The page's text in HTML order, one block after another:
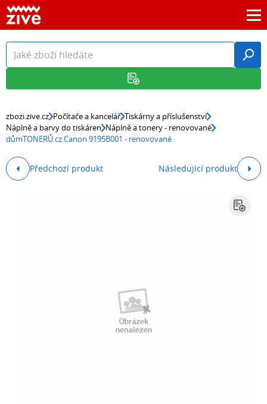
zbozi.zive.cz Počítače a kancelář Tiskárny a příslušenství
Náplně a barvy do tiskáren Náplně a tonery - renovované
důmTONERŮ.cz Canon 9195B001 - renovované
Předchozí produkt Následující produkt